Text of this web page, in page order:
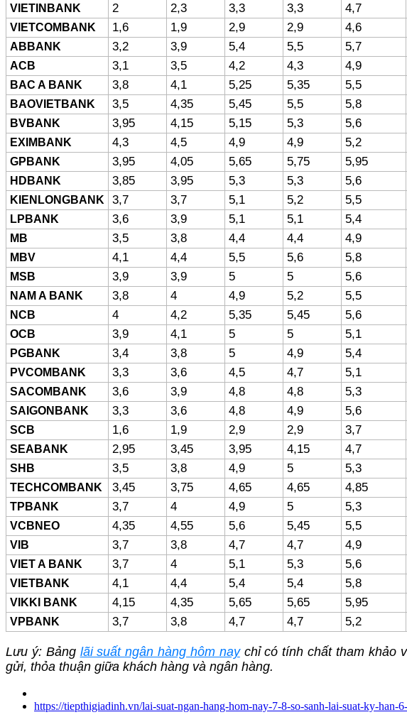
VIETINBANK 2 2,3 3,3 3,3 4,7
VIETCOMBANK 1,6 1,9 2,9 2,9 4,6
ABBANK 3,2 3,9 5,4 5,5 5,7
ACB 3,1 3,5 4,2 4,3 4,9
BAC A BANK 3,8 4,1 5,25 5,35 5,5
BAOVIETBANK 3,5 4,35 5,45 5,5 5,8
BVBANK 3,95 4,15 5,15 5,3 5,6
EXIMBANK 4,3 4,5 4,9 4,9 5,2
GPBANK 3,95 4,05 5,65 5,75 5,95
HDBANK 3,85 3,95 5,3 5,3 5,6
KIENLONGBANK
3,7 3,7 5,1 5,2 5,5
LPBANK 3,6 3,9 5,1 5,1 5,4
MB 3,5 3,8 4,4 4,4 4,9
MBV 4,1 4,4 5,5 5,6 5,8
MSB 3,9 3,9 5 5 5,6
NAM A BANK 3,8 4 4,9 5,2 5,5
NCB 4 4,2 5,35 5,45 5,6
OCB 3,9 4,1 5 5 5,1
PGBANK 3,4 3,8 5 4,9 5,4
PVCOMBANK 3,3 3,6 4,5 4,7 5,1
SACOMBANK 3,6 3,9 4,8 4,8 5,3
SAIGONBANK 3,3 3,6 4,8 4,9 5,6
SCB 1,6 1,9 2,9 2,9 3,7
SEABANK 2,95 3,45 3,95 4,15 4,7
SHB 3,5 3,8 4,9 5 5,3
TECHCOMBANK 3,45 3,75 4,65 4,65 4,85
TPBANK 3,7 4 4,9 5 5,3
VCBNEO 4,35 4,55 5,6 5,45 5,5
VIB 3,7 3,8 4,7 4,7 4,9
VIET A BANK 3,7 4 5,1 5,3 5,6
VIETBANK 4,1 4,4 5,4 5,4 5,8
VIKKI BANK 4,15 4,35 5,65 5,65 5,95
VPBANK
3,7 3,8 4,7 4,7 5,2
Lưu ý: Bảng lãi suất ngân hàng hôm naychỉ có tính chất tham khảo
gửi, thỏa thuận giữa khách hàng và ngân hàng.
https://tiepthigiadinh.vn/lai-suat-ngan-hang-hom-nay-7-8-so-sanh-lai-suat-ky-han-